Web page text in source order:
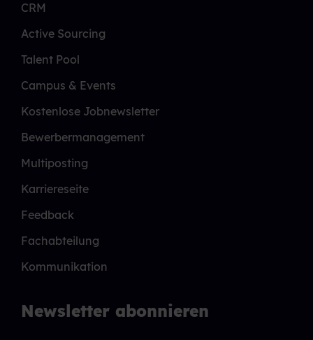
CRM
Active Sourcing
Talent Pool
Campus & Events
Kostenlose Jobnewsletter
Bewerbermanagement
Multiposting
Karriereseite
Feedback
Fachabteilung
Kommunikation
Newsletter abonnieren